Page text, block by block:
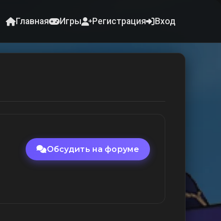
Главная Игры Регистрация Вход
Обсудить на форуме